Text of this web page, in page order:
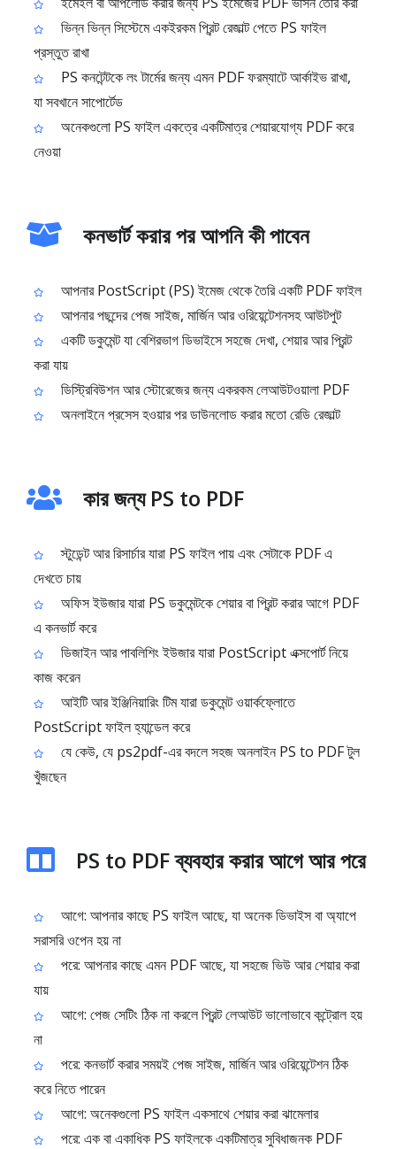
ভিন্ন ভিন্ন সিস্টেমে একইরকম প্রিন্ট রেজাল্ট পেতে PS ফাইল
প্রস্তুত রাখা
PS কনটেন্টকে লং টার্মের জন্য এমন PDF ফরম্যাটে আর্কাইভ রাখা,
যা সবখানে সাপোর্টেড
অনেকগুলো PS ফাইল একত্রে একটিমাত্র শেয়ারযোগ্য PDF করে
নেওয়া
কনভার্ট করার পর আপনি কী পাবেন
আপনার PostScript (PS) ইমেজ থেকে তৈরি একটি PDF ফাইল
আপনার পছন্দের পেজ সাইজ, মার্জিন আর ওরিয়েন্টেশনসহ আউটপুট
একটি ডকুমেন্ট যা বেশিরভাগ ডিভাইসে সহজে দেখা, শেয়ার আর প্রিন্ট
করা যায়
ডিস্ট্রিবিউশন আর স্টোরেজের জন্য একরকম লেআউটওয়ালা PDF
অনলাইনে প্রসেস হওয়ার পর ডাউনলোড করার মতো রেডি রেজাল্ট
কার জন্য PS to PDF
স্টুডেন্ট আর রিসার্চার যারা PS ফাইল পায় এবং সেটাকে PDF এ
দেখতে চায়
অফিস ইউজার যারা PS ডকুমেন্টকে শেয়ার বা প্রিন্ট করার আগে PDF
এ কনভার্ট করে
ডিজাইন আর পাবলিশিং ইউজার যারা PostScript এক্সপোর্ট নিয়ে
কাজ করেন
আইটি আর ইঞ্জিনিয়ারিং টিম যারা ডকুমেন্ট ওয়ার্কফ্লোতে
PostScript ফাইল হ্যান্ডেল করে
যে কেউ, যে ps2pdf-এর বদলে সহজ অনলাইন PS to PDF টুল
খুঁজছেন
PS to PDF ব্যবহার করার আগে আর পরে
আগে: আপনার কাছে PS ফাইল আছে, যা অনেক ডিভাইস বা অ্যাপে
সরাসরি ওপেন হয় না
পরে: আপনার কাছে এমন PDF আছে, যা সহজে ভিউ আর শেয়ার করা
যায়
আগে: পেজ সেটিং ঠিক না করলে প্রিন্ট লেআউট ভালোভাবে কন্ট্রোল হয়
না
পরে: কনভার্ট করার সময়ই পেজ সাইজ, মার্জিন আর ওরিয়েন্টেশন ঠিক
করে নিতে পারেন
আগে: অনেকগুলো PS ফাইল একসাথে শেয়ার করা ঝামেলার
পরে: এক বা একাধিক PS ফাইলকে একটিমাত্র সুবিধাজনক PDF